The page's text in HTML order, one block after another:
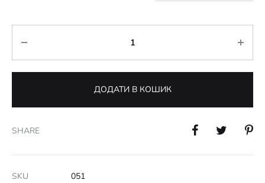
ДОДАТИ В КОШИК
SHARE
SKU
051